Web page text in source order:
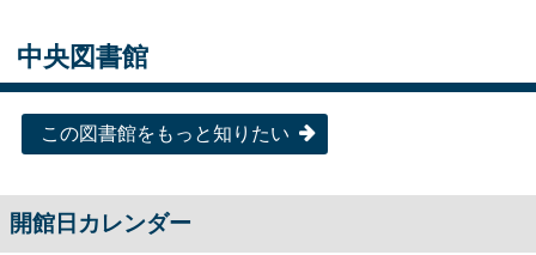
中央図書館
この図書館をもっと知りたい
開館日カレンダー